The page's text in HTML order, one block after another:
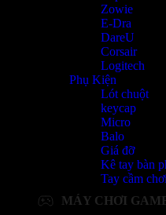
Zowie
E-Dra
DareU
Corsair
Logitech
Phụ Kiện
Lót chuột
keycap
Micro
Balo
Giá đỡ
Kê tay bàn
Tay cầm
MÁY CHƠI